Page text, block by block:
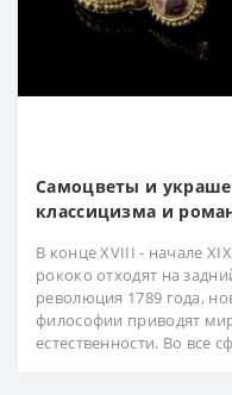
Самоцветы и
классицизма и
В конце XVIII - начале
рококо отходят на
революция 1789 года,
философии приводят
естественности. Во все